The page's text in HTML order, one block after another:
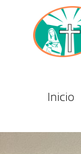
Inicio